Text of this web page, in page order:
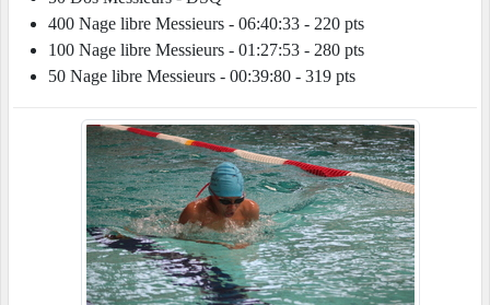
400 Nage libre Messieurs - 06:40:33 - 220 pts
100 Nage libre Messieurs - 01:27:53 - 280 pts
50 Nage libre Messieurs - 00:39:80 - 319 pts